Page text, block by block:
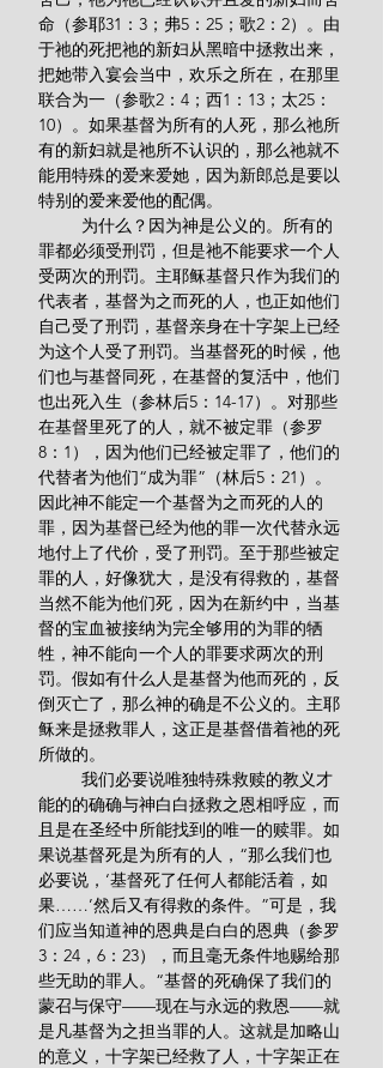
命（参耶31：3；弗5：25；歌2：2）。由
于祂的死把祂的新妇从黑暗中拯救出来，
把她带入宴会当中，欢乐之所在，在那里
联合为一（参歌2：4；西1：13；太25：
10）。如果基督为所有的人死，那么祂所
有的新妇就是祂所不认识的，那么祂就不
能用特殊的爱来爱她，因为新郎总是要以
特别的爱来爱他的配偶。
罪都必须受刑罚，但是祂不能要求一个人
受两次的刑罚。主耶稣基督只作为我们的
代表者，基督为之而死的人，也正如他们
自己受了刑罚，基督亲身在十字架上已经
为这个人受了刑罚。当基督死的时候，他
们也与基督同死，在基督的复活中，他们
也出死入生（参林后5：14-17）。对那些
在基督里死了的人，就不被定罪（参罗
8：1），因为他们已经被定罪了，他们的
代替者为他们“成为罪”（林后5：21）。
因此神不能定一个基督为之而死的人的
罪，因为基督已经为他的罪一次代替永远
地付上了代价，受了刑罚。至于那些被定
罪的人，好像犹大，是没有得救的，基督
当然不能为他们死，因为在新约中，当基
督的宝血被接纳为完全够用的为罪的牺
牲，神不能向一个人的罪要求两次的刑
罚。假如有什么人是基督为他而死的，反
倒灭亡了，那么神的确是不公义的。主耶
稣来是拯救罪人，这正是基督借着祂的死
所做的。
能的的确确与神白白拯救之恩相呼应，而
且是在圣经中所能找到的唯一的赎罪。如
果说基督死是为所有的人，“那么我们也
必要说，‘基督死了任何人都能活着，如
果……’然后又有得救的条件。”可是，我
们应当知道神的恩典是白白的恩典（参罗
3：24，6：23），而且毫无条件地赐给那
些无助的罪人。“基督的死确保了我们的
蒙召与保守——现在与永远的救恩——就
是凡基督为之担当罪的人。这就是加略山
的意义，十字架已经救了人，十字架正在